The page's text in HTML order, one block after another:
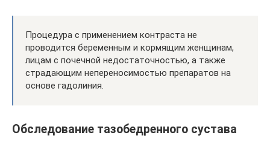
Процедура с применением контраста не
проводится беременным и кормящим женщинам,
лицам с почечной недостаточностью, а также
страдающим непереносимостью препаратов на
основе гадолиния.
Обследование тазобедренного сустава